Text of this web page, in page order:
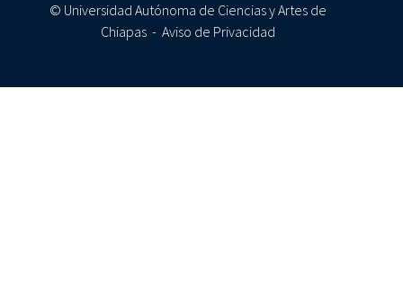
© Universidad Autónoma de Ciencias y Artes de
Chiapas - Aviso de Privacidad